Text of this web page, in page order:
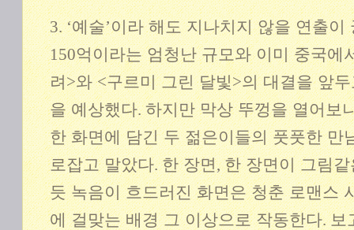
3. ‘예술’이라 해도 지나치지 않을 연출이
150억이라는 엄청난 규모와 이미 중국에
려>와<구르미 그린 달빛>의 대결을 앞
을 예상했다.하지만 막상 뚜껑을 열어보
한 화면에 담긴 두 젊은이들의 풋풋한 만
로잡고 말았다.한 장면,한 장면이 그림
듯 녹음이 흐드러진 화면은 청춘 로맨스
에 걸맞는 배경 그 이상으로 작동한다.보